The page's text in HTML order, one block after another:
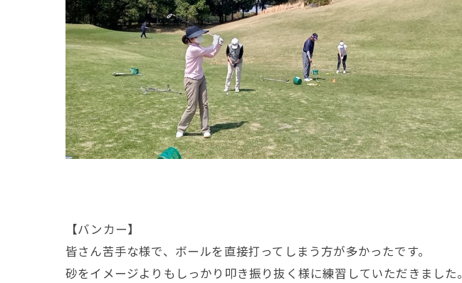
【バンカー】
皆さん苦手な様で、ボールを直接打ってしまう方が多かったです。
砂をイメージよりもしっかり叩き振り抜く様に練習していただきました。